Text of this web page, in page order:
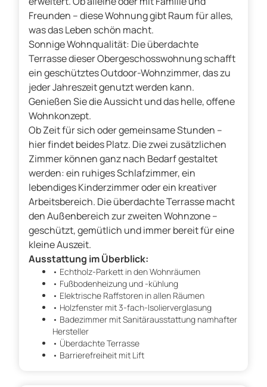
Freunden – diese Wohnung gibt Raum für alles,
was das Leben schön macht.
Sonnige Wohnqualität: Die überdachte
Terrasse dieser Obergeschosswohnung schafft
ein geschütztes Outdoor-Wohnzimmer, das zu
jeder Jahreszeit genutzt werden kann.
Genießen Sie die Aussicht und das helle, offene
Wohnkonzept.
Ob Zeit für sich oder gemeinsame Stunden –
hier findet beides Platz. Die zwei zusätzlichen
Zimmer können ganz nach Bedarf gestaltet
werden: ein ruhiges Schlafzimmer, ein
lebendiges Kinderzimmer oder ein kreativer
Arbeitsbereich. Die überdachte Terrasse macht
den Außenbereich zur zweiten Wohnzone –
geschützt, gemütlich und immer bereit für eine
kleine Auszeit.
Ausstattung im Überblick:
• Echtholz-Parkett in den Wohnräumen
• Fußbodenheizung und -kühlung
• Elektrische Raffstoren in allen Räumen
• Holzfenster mit 3-fach-Isolierverglasung
• Badezimmer mit Sanitärausstattung namhafter
Hersteller
• Überdachte Terrasse
• Barrierefreiheit mit Lift